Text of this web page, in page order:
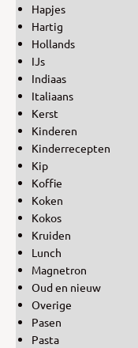
Hapjes
Hartig
Hollands
IJs
Indiaas
Italiaans
Kerst
Kinderen
Kinderrecepten
Kip
Koffie
Koken
Kokos
Kruiden
Lunch
Magnetron
Oud en nieuw
Overige
Pasen
Pasta